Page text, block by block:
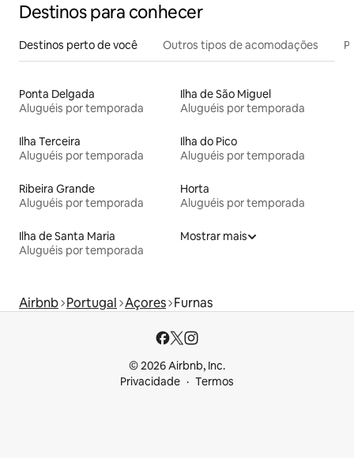
Destinos para conhecer
Destinos perto de você Outros tipos de acomodações
Ponta Delgada
Aluguéis por temporada
Ilha de São Miguel
Aluguéis por temporada
Ilha Terceira
Aluguéis por temporada
Ilha do Pico
Aluguéis por temporada
Ribeira Grande
Aluguéis por temporada
Horta
Aluguéis por temporada
Ilha de Santa Maria
Aluguéis por temporada
Mostrar mais
Airbnb Portugal Açores Furnas
© 2026 Airbnb, Inc.
Privacidade
Termos